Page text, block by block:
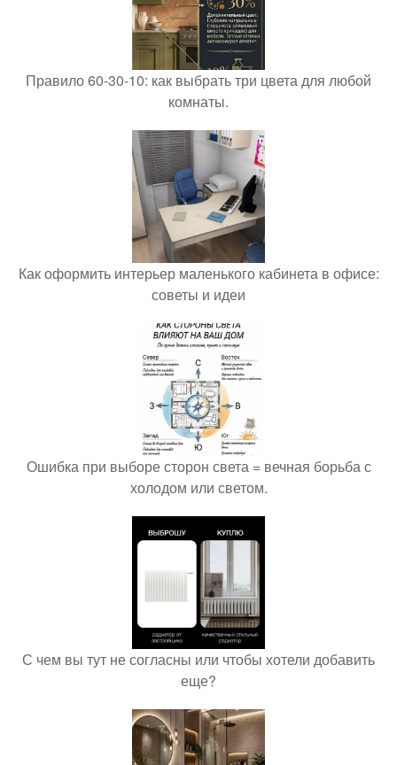
Правило 60-30-10: как выбрать три цвета для любой
комнаты.
Как оформить интерьер маленького кабинета в офисе:
советы и идеи
Ошибка при выборе сторон света = вечная борьба с
холодом или светом.
С чем вы тут не согласны или чтобы хотели добавить
еще?